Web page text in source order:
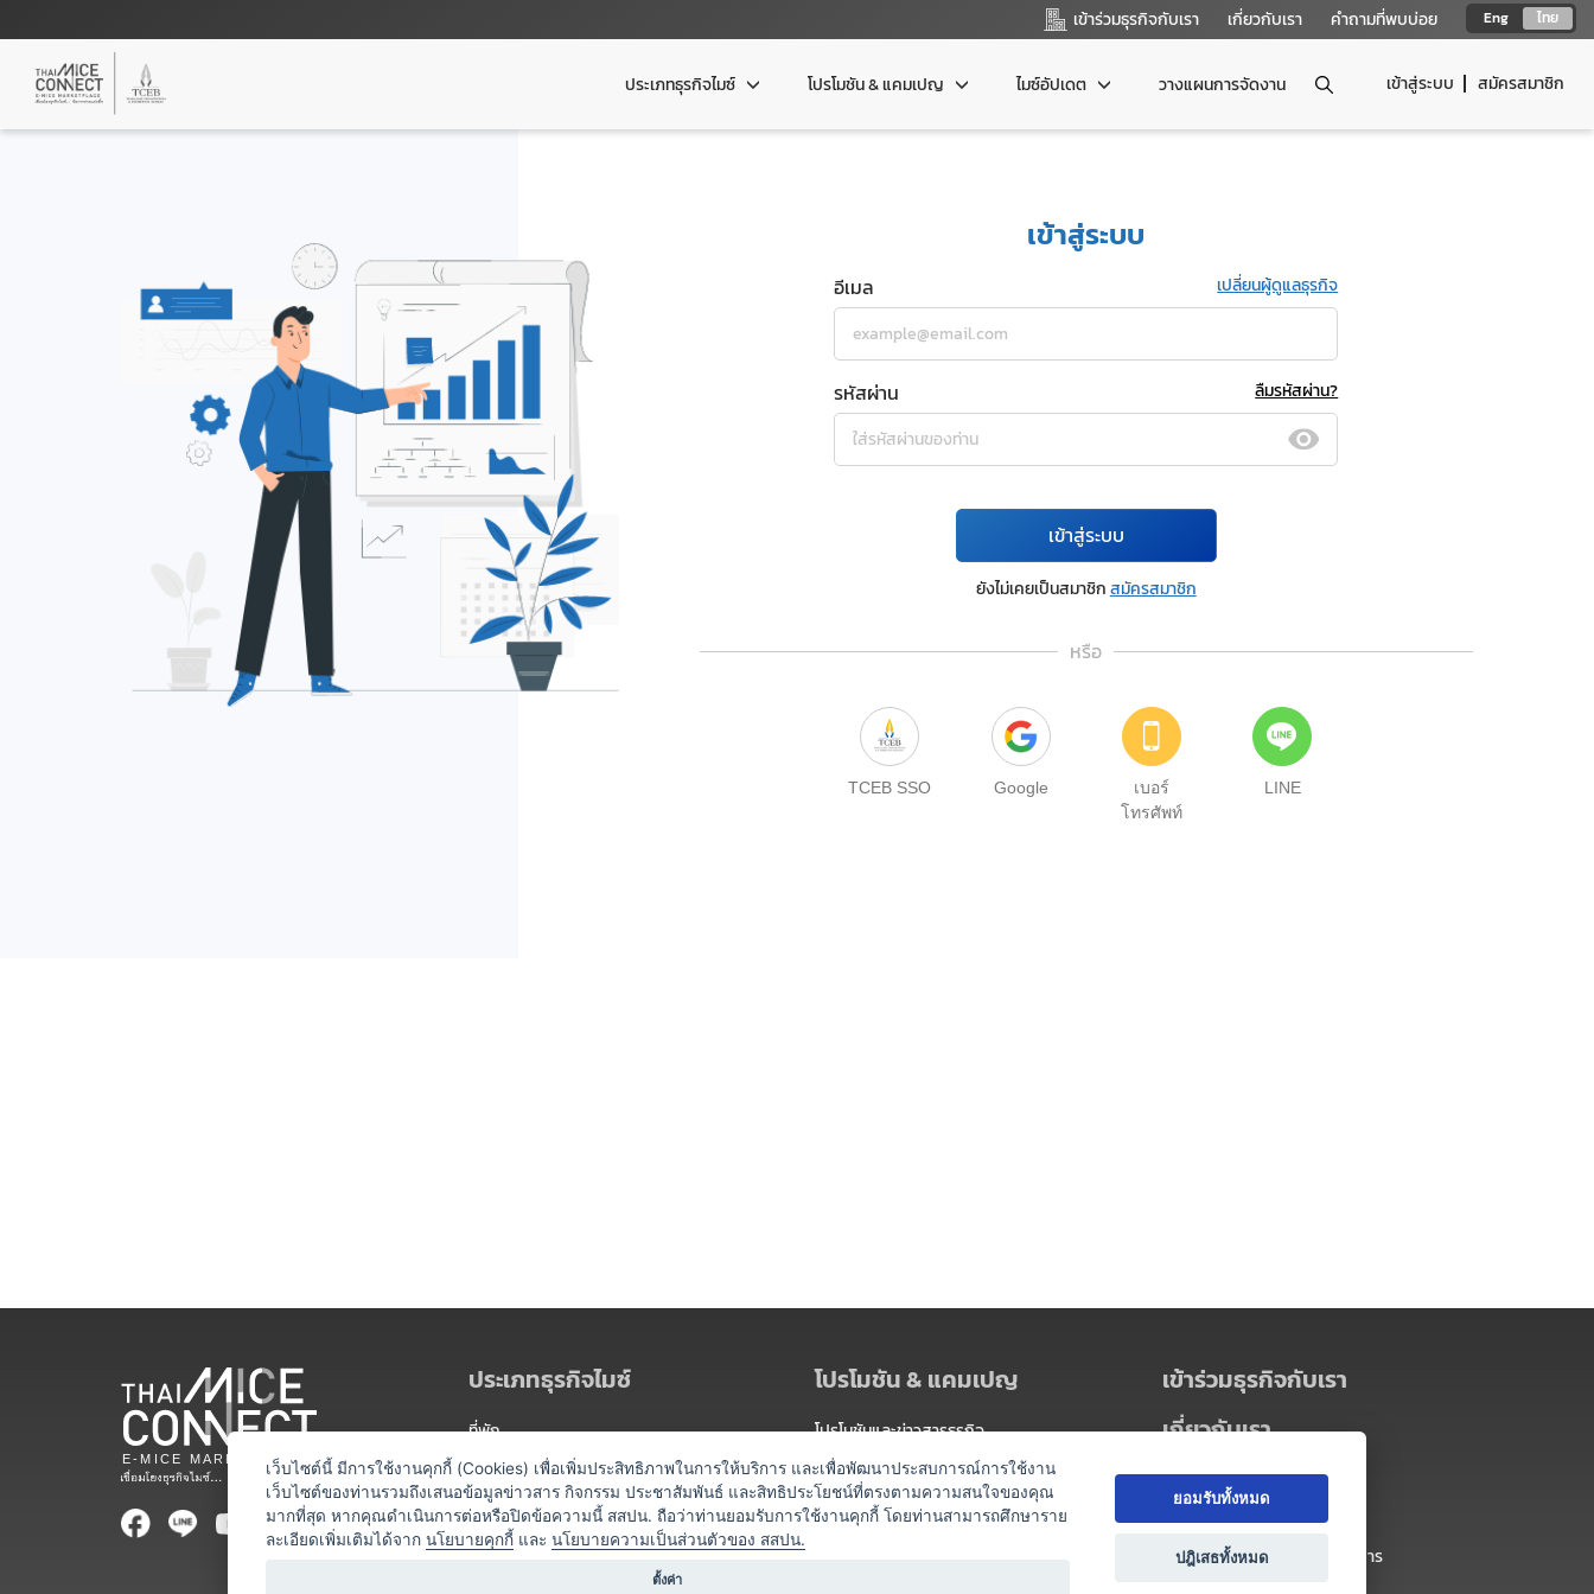
Eng ไทย
เข้าร่วมธุรกิจกับเรา เกี่ยวกับเรา คำถามที่พบบ่อย
เข้าสู่ระบบ สมัครสมาชิก
ประเภทธุรกิจไมซ์ โปรโมชัน & แคมเปญ ไมซ์อัปเดต วางแผนการจัดงาน
เข้าสู่ระบบ
อีเมล เปลี่ยนผู้ดูแลธุรกิจ
รหัสผ่าน ลืมรหัสผ่าน?
เข้าสู่ระบบ
ยังไม่เคยเป็นสมาชิกสมัครสมาชิก
หรือ
TCEB SSO Google
เบอร์
โทรศัพท์
LINE
ประเภทธุรกิจไมซ์
ที่พัก
สถานที่จัดงาน
ท่องเที่ยว / นำเที่ยว
ออแกไนเซอร์
โปรโมชัน & แคมเปญ
โปรโมชันและข่าวสารธุรกิจ
แพ็กเกจ
แคมเปญ
เข้าร่วมธุรกิจกับเรา
เกี่ยวกับเรา
เกี่ยวกับ Thai MICE Connect
นโยบายความเป็นส่วนตัว
ข้อตกลง และเงื่อนไขการใช้บริการ
เว็บไซต์นี้ มีการใช้งานคุกกี้ (Cookies) เพื่อเพิ่มประสิทธิภาพในการให้บริการ และเพื่อพัฒนาประสบการณ์การใช้งาน
เว็บไซต์ของท่านรวมถึงเสนอข้อมูลข่าวสาร กิจกรรม ประชาสัมพันธ์ และสิทธิประโยชน์ที่ตรงตามความสนใจของคุณ
มากที่สุด หากคุณดำเนินการต่อหรือปิดข้อความนี้ สสปน. ถือว่าท่านยอมรับการใช้งานคุกกี้ โดยท่านสามารถศึกษาราย
ละเอียดเพิ่มเติมได้จาก นโยบายคุกกี้ และ นโยบายความเป็นส่วนตัวของ สสปน.
ตั้งค่า
ยอมรับทั้งหมด
ปฎิเสธทั้งหมด